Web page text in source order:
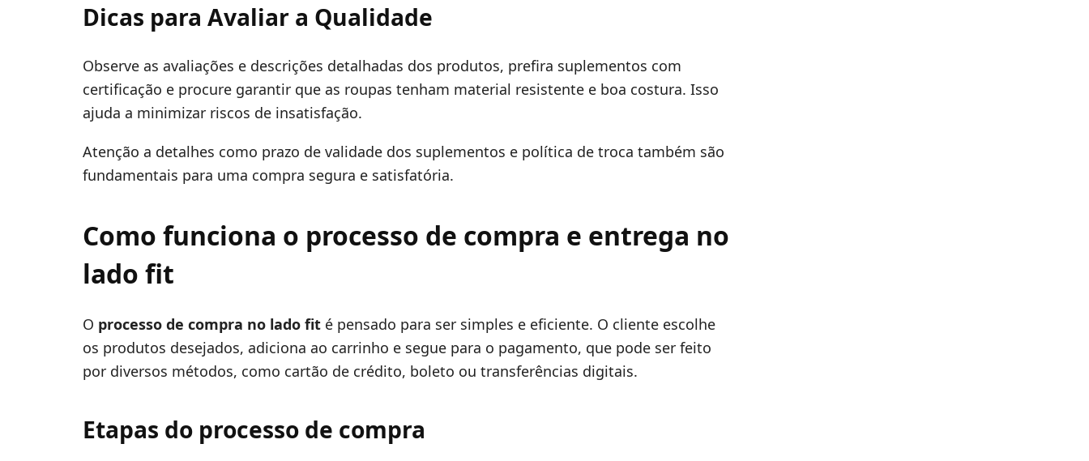
Dicas para Avaliar a Qualidade
Observe as avaliações e descrições detalhadas dos produtos, prefira suplementos com
certificação e procure garantir que as roupas tenham material resistente e boa costura. Isso
ajuda a minimizar riscos de insatisfação.
Atenção a detalhes como prazo de validade dos suplementos e política de troca também são
fundamentais para uma compra segura e satisfatória.
Como funciona o processo de compra e entrega no
lado fit
O processo de compra no lado fit é pensado para ser simples e eficiente. O cliente escolhe
os produtos desejados, adiciona ao carrinho e segue para o pagamento, que pode ser feito
por diversos métodos, como cartão de crédito, boleto ou transferências digitais.
Etapas do processo de compra